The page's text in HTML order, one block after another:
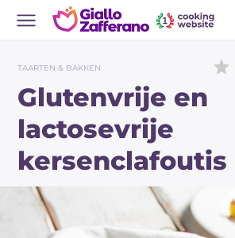
TAARTEN & BAKKEN
Glutenvrije en
lactosevrije
kersenclafoutis